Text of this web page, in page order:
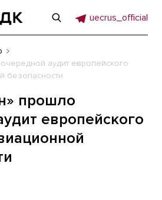
uecrus_official
аудит европейского
безопасности
прошло
европейского